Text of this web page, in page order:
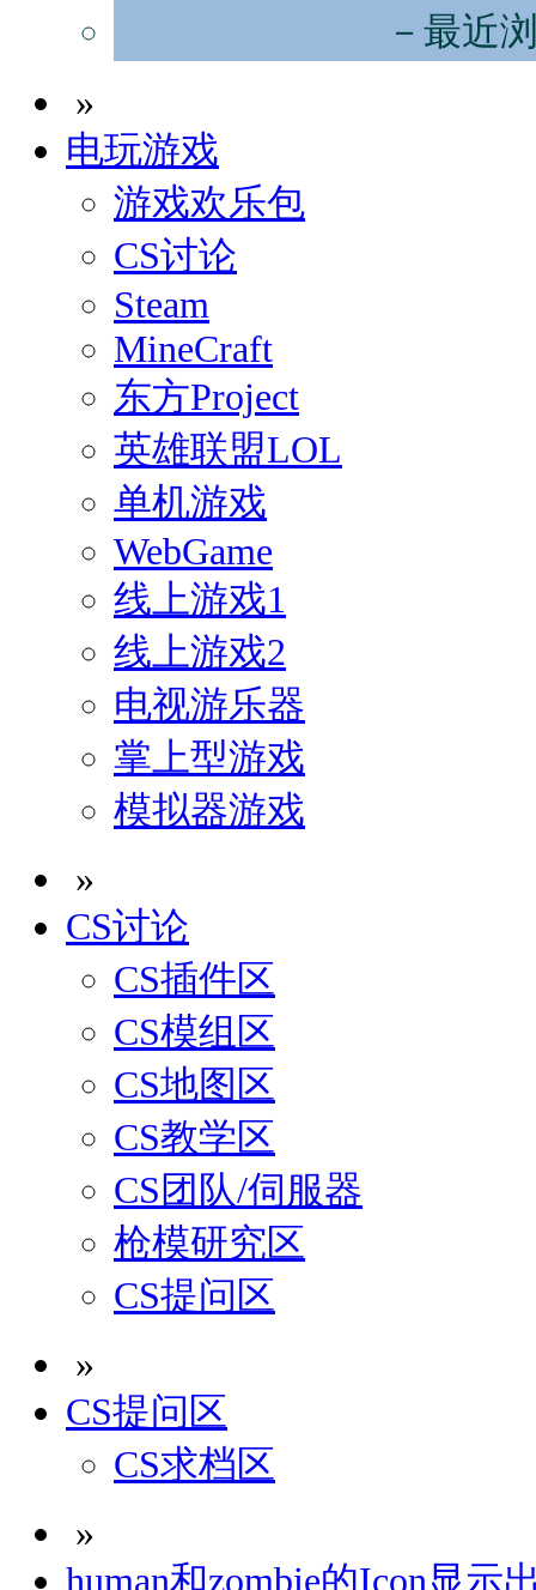
－最近
»
电玩游戏
游戏欢乐包
CS讨论
Steam
MineCraft
东方Project
英雄联盟LOL
单机游戏
WebGame
线上游戏1
线上游戏2
电视游乐器
掌上型游戏
模拟器游戏
»
CS讨论
CS插件区
CS模组区
CS地图区
CS教学区
CS团队/伺服器
枪模研究区
CS提问区
»
CS提问区
CS求档区
»
human和zombie的Icon显示